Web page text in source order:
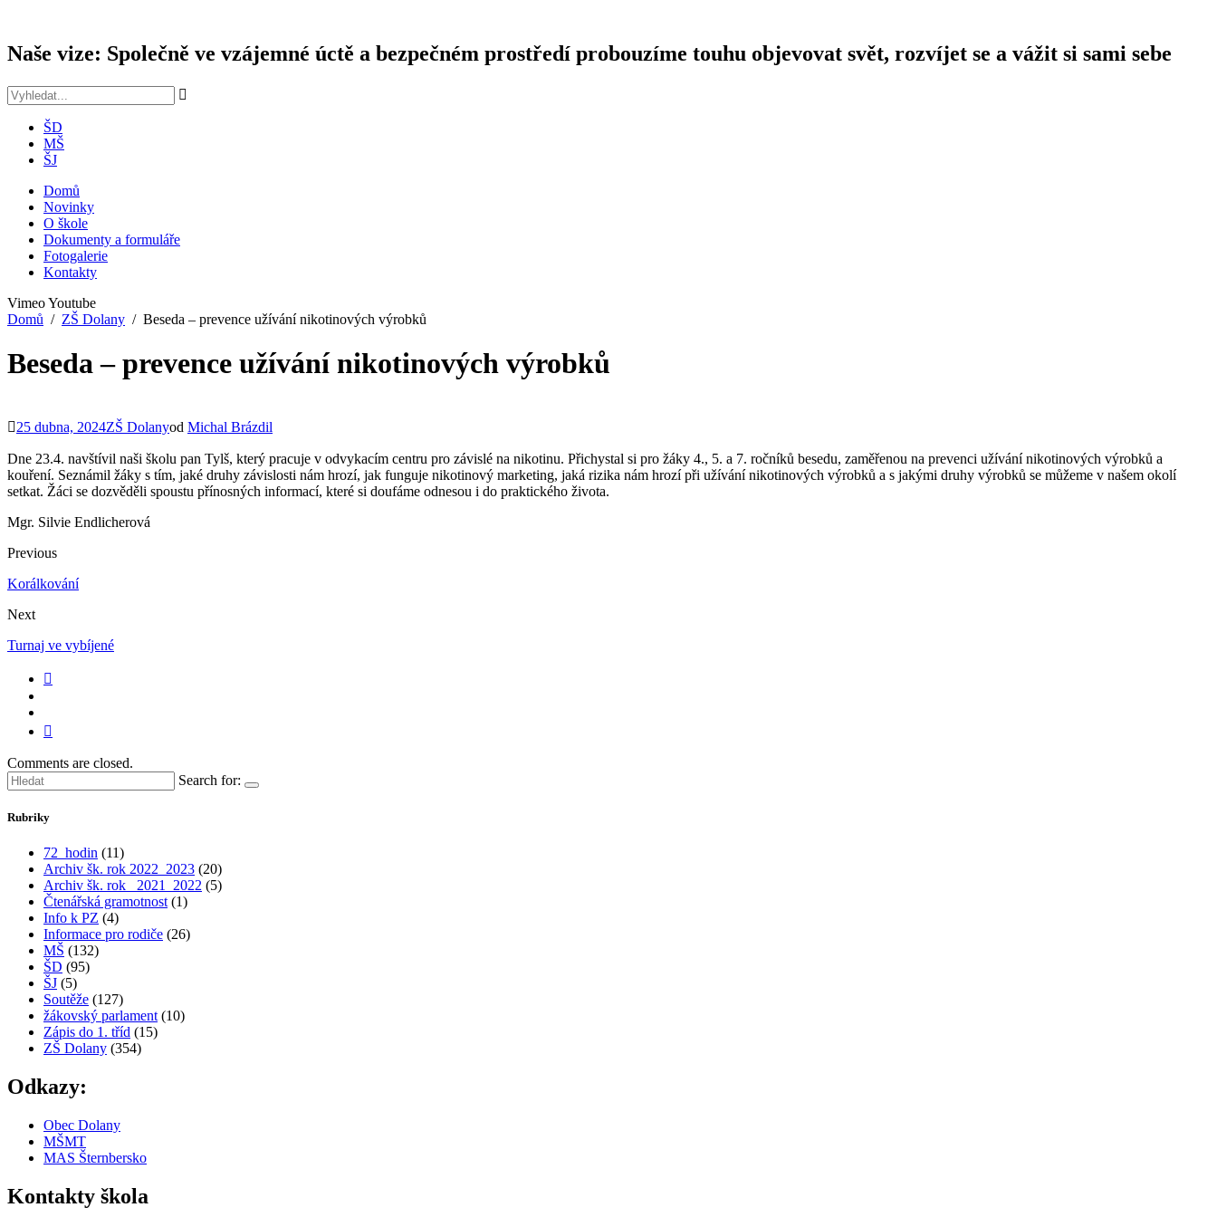
Naše vize: Společně ve vzájemné úctě a bezpečném prostředí probouzíme touhu objevovat svět, rozvíjet se a vážit si sami sebe
ŠD
MŠ
ŠJ
Domů
Novinky
O škole
Dokumenty a formuláře
Fotogalerie
Kontakty
VimeoYoutube
Domů
ZŠ Dolany Beseda – prevence užívání nikotinových výrobků
Beseda – prevence užívání nikotinových výrobků
25 dubna, 2024ZŠ Dolanyod Michal Brázdil
Dne 23.4. navštívil naši školu pan Tylš, který pracuje v odvykacím centru pro závislé na nikotinu. Přichystal si pro žáky 4., 5. a 7. ročníků besedu, zaměřenou na prevenci užívání nikotinových výrobků a
kouření. Seznámil žáky s tím, jaké druhy závislosti nám hrozí, jak funguje nikotinový marketing, jaká rizika nám hrozí při užívání nikotinových výrobků a s jakými druhy výrobků se můžeme v našem okolí
setkat. Žáci se dozvěděli spoustu přínosných informací, které si doufáme odnesou i do praktického života.
Mgr. Silvie Endlicherová
Previous
Korálkování
Next
Turnaj ve vybíjené
Comments are closed.
Search for:
Rubriky
72_hodin (11)
Archiv šk. rok 2022_2023 (20)
Archiv šk. rok_ 2021_2022 (5)
Čtenářská gramotnost (1)
Info k PZ (4)
Informace pro rodiče (26)
MŠ (132)
ŠD (95)
ŠJ (5)
Soutěže (127)
žákovský parlament (10)
Zápis do 1. tříd (15)
ZŠ Dolany (354)
Odkazy:
Obec Dolany
MŠMT
MAS Šternbersko
Kontakty škola